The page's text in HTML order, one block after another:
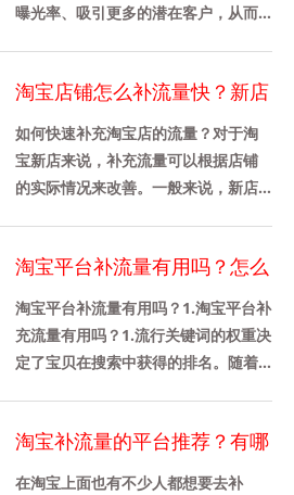
曝光率、吸引更多的潜在客户，从而
的......
淘宝店铺怎么补流量快？新店
怎么提高流量？
如何快速补充淘宝店的流量？对于淘
宝新店来说，补充流量可以根据店铺
的实际情况来改善。一般来说，新店
淘宝平台补流量有用吗？怎么
安全补流量？
淘宝平台补流量有用吗？1.淘宝平台补
充流量有用吗？1.流行关键词的权重决
定了宝贝在搜索中获得的排名。随着
淘宝补流量的平台推荐？有哪
些方式补淘宝流量？
在淘宝上面也有不少人都想要去补